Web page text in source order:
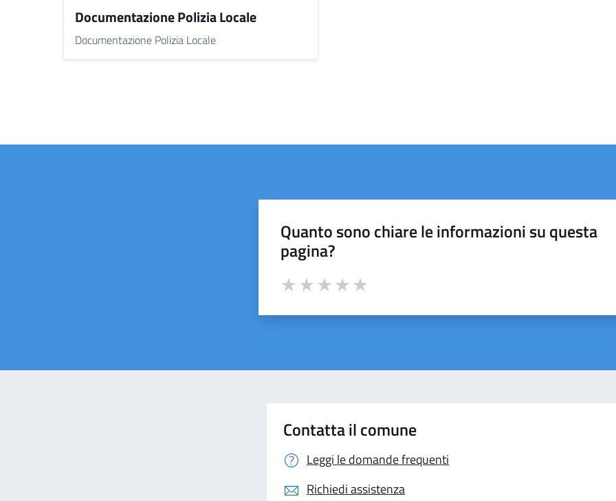
Documentazione Polizia Locale
Documentazione Polizia Locale
Quanto sono chiare le informazioni su questa
pagina?
Contatta il comune
Leggi le domande frequenti
Richiedi assistenza